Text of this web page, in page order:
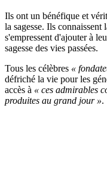
Ils ont un bénéfique et
la sagesse. Ils
s'empressent d'ajouter à
sagesse des vies passées.
Tous les célèbres «
défriché la vie pour les
accès à « ces admirables
produites au grand jour ».